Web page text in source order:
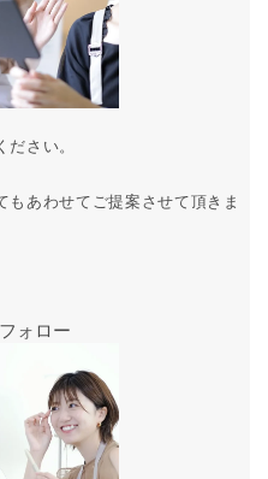
さい。
もあわせてご提案させて頂きま
ォロー